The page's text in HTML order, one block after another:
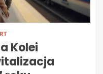
Kolei